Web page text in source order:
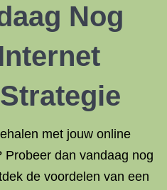
Nog
met jouw online
dan vandaag nog
de voordelen van een